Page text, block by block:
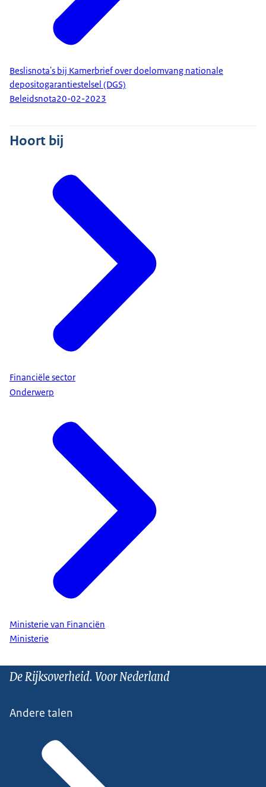
Beslisnota's bij Kamerbrief over doelomvang nationale
depositogarantiestelsel (DGS)
Beleidsnota20-02-2023
Hoort bij
Financiële sector
Onderwerp
Ministerie van Financiën
Ministerie
De Rijksoverheid. Voor Nederland
Andere talen